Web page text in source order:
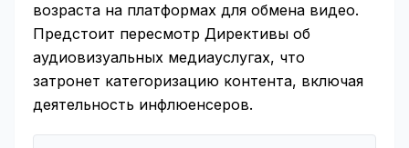
возраста на платформах для обмена видео.
Предстоит пересмотр Директивы об
аудиовизуальных медиауслугах, что
затронет категоризацию контента, включая
деятельность инфлюенсеров.